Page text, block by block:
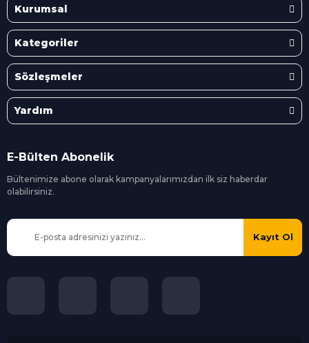
Kurumsal
Kategoriler
Sözleşmeler
Yardım
E-Bülten Abonelik
Bültenimize abone olarak kampanyalarımızdan ilk siz haberdar
olabilirsiniz.
Kayıt Ol